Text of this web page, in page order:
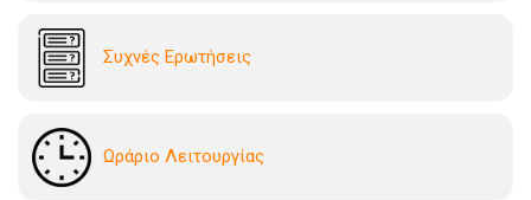
Συχνές Ερωτήσεις
Ωράριο Λειτουργίας